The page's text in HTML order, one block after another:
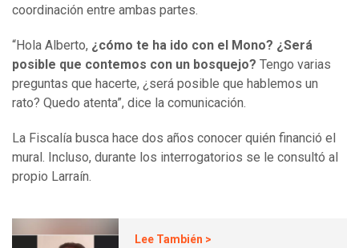
coordinación entre ambas partes.
“Hola Alberto, ¿cómo te ha ido con el Mono? ¿Será
posible que contemos con un bosquejo? Tengo varias
preguntas que hacerte, ¿será posible que hablemos un
rato? Quedo atenta”, dice la comunicación.
La Fiscalía busca hace dos años conocer quién financió el
mural. Incluso, durante los interrogatorios se le consultó al
propio Larraín.
Lee También >